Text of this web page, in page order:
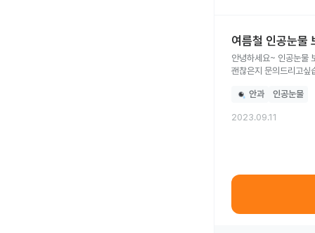
여름철 인공눈물
안녕하세요~ 인공눈물
괜찮은지 문의드리고싶
안과 인공눈물
2023.09.11